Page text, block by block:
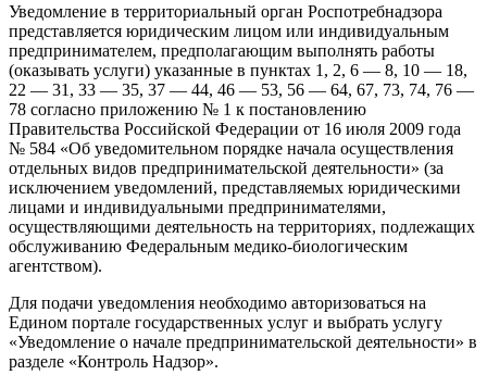
Уведомление в территориальный орган Роспотребнадзора
представляется юридическим лицом или индивидуальным
предпринимателем, предполагающим выполнять работы
(оказывать услуги) указанные в пунктах 1, 2, 6 — 8, 10 — 18,
22 — 31, 33 — 35, 37 — 44, 46 — 53, 56 — 64, 67, 73, 74, 76 —
78 согласно приложению № 1 к постановлению
Правительства Российской Федерации от 16 июля 2009 года
№ 584 «Об уведомительном порядке начала осуществления
отдельных видов предпринимательской деятельности» (за
исключением уведомлений, представляемых юридическими
лицами и индивидуальными предпринимателями,
осуществляющими деятельность на территориях, подлежащих
обслуживанию Федеральным медико-биологическим
агентством).
Для подачи уведомления необходимо авторизоваться на
Едином портале государственных услуг и выбрать услугу
«Уведомление о начале предпринимательской деятельности» в
разделе «Контроль Надзор».